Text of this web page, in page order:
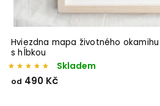
Hviezdna mapa životného
s hĺbkou
Skladem
od 490 Kč